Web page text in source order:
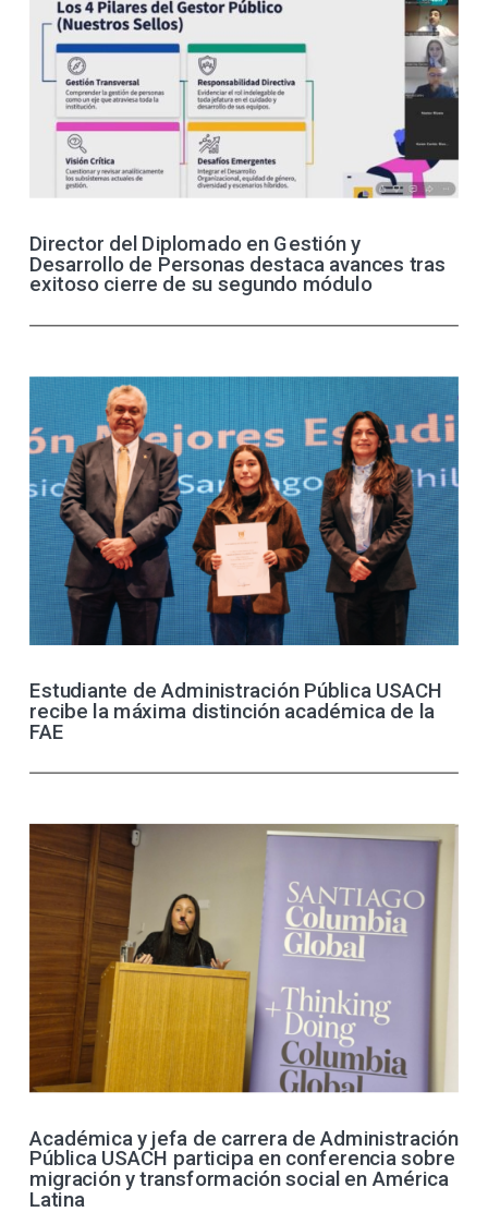
Director del Diplomado en Gestión y
Desarrollo de Personas destaca avances tras
exitoso cierre de su segundo módulo
Estudiante de Administración Pública USACH
recibe la máxima distinción académica de la
FAE
Académica y jefa de carrera de Administración
Pública USACH participa en conferencia sobre
migración y transformación social en América
Latina